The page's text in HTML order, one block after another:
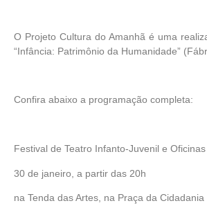
O Projeto Cultura do Amanhã é uma
“Infância: Patrimônio da Humanidade”
Confira abaixo a programação completa:
Festival de Teatro Infanto-Juvenil e
30 de janeiro, a partir das 20h
na Tenda das Artes, na Praça da Cidadania